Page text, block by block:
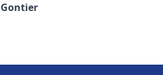
Gontier